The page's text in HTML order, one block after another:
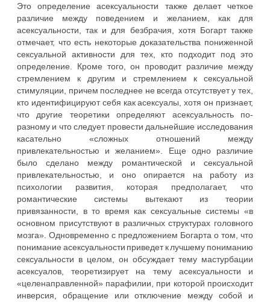
Это определение асексуальности также делает четкое
различие между поведением и желанием, как для
асексуальности, так и для безбрачия, хотя Богарт также
отмечает, что есть некоторые доказательства пониженной
сексуальной активности для тех, кто подходит под это
определение. Кроме того, он проводит различие между
стремлением к другим и стремлением к сексуальной
стимуляции, причем последнее не всегда отсутствует у тех,
кто идентифицируют себя как асексуалы, хотя он признает,
что другие теоретики определяют асексуальность по-
разному и что следует провести дальнейшие исследования
касательно «сложных отношений между
привлекательностью и желанием». Еще одно различие
было сделано между романтической и сексуальной
привлекательностью, и оно опирается на работу из
психологии развития, которая предполагает, что
романтические системы вытекают из теории
привязанности, в то время как сексуальные системы «в
основном присутствуют в различных структурах головного
мозга». Одновременно с предложением Богарта о том, что
понимание асексуальности приведет к лучшему пониманию
сексуальности в целом, он обсуждает тему мастурбации
асексуалов, теоретизирует на тему асексуальности и
«целенаправленной» парафилии, при которой происходит
инверсия, обращение или отключение между собой и